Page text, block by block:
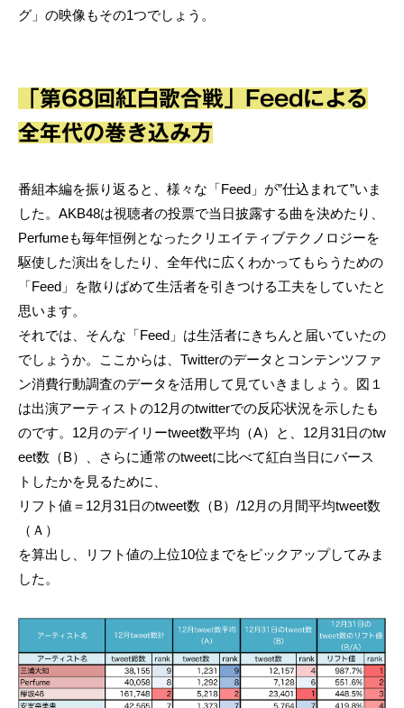
グ」の映像もその1つでしょう。
「第68回紅白歌合戦」Feedによる
全年代の巻き込み方
番組本編を振り返ると、様々な「Feed」が”仕込まれて”いま
した。AKB48は視聴者の投票で当日披露する曲を決めたり、
Perfumeも毎年恒例となったクリエイティブテクノロジーを
駆使した演出をしたり、全年代に広くわかってもらうための
「Feed」を散りばめて生活者を引きつける工夫をしていたと
思います。
それでは、そんな「Feed」は生活者にきちんと届いていたの
でしょうか。ここからは、Twitterのデータとコンテンツファ
ン消費行動調査のデータを活用して見ていきましょう。図１
は出演アーティストの12月のtwitterでの反応状況を示したも
のです。12月のデイリーtweet数平均（A）と、12月31日のtw
eet数（B）、さらに通常のtweetに比べて紅白当日にバース
トしたかを見るために、
リフト値＝12月31日のtweet数（B）/12月の月間平均tweet数
（Ａ）
を算出し、リフト値の上位10位までをピックアップしてみま
した。